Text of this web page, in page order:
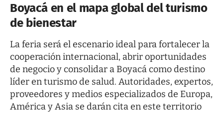
Boyacá en el mapa global del turismo
de bienestar
La feria será el escenario ideal para fortalecer la
cooperación internacional, abrir oportunidades
de negocio y consolidar a Boyacá como destino
líder en turismo de salud. Autoridades, expertos,
proveedores y medios especializados de Europa,
América y Asia se darán cita en este territorio